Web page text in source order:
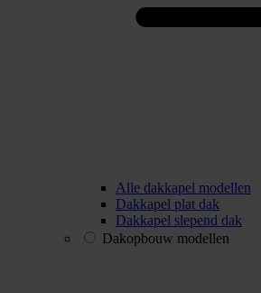
Alle dakkapel modellen
Dakkapel plat dak
Dakkapel slepend dak
Dakopbouw modellen